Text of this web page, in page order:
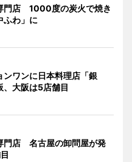
門店 1000度の炭火で焼き
ふわ」に
ンワンに日本料理店「銀
大阪は5店舗目
門店 名古屋の卸問屋が発